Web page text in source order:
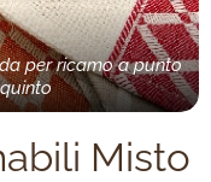
per ricamo a punto
Misto